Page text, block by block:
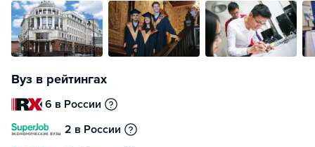
Вуз в рейтингах
6 в России
2 в России